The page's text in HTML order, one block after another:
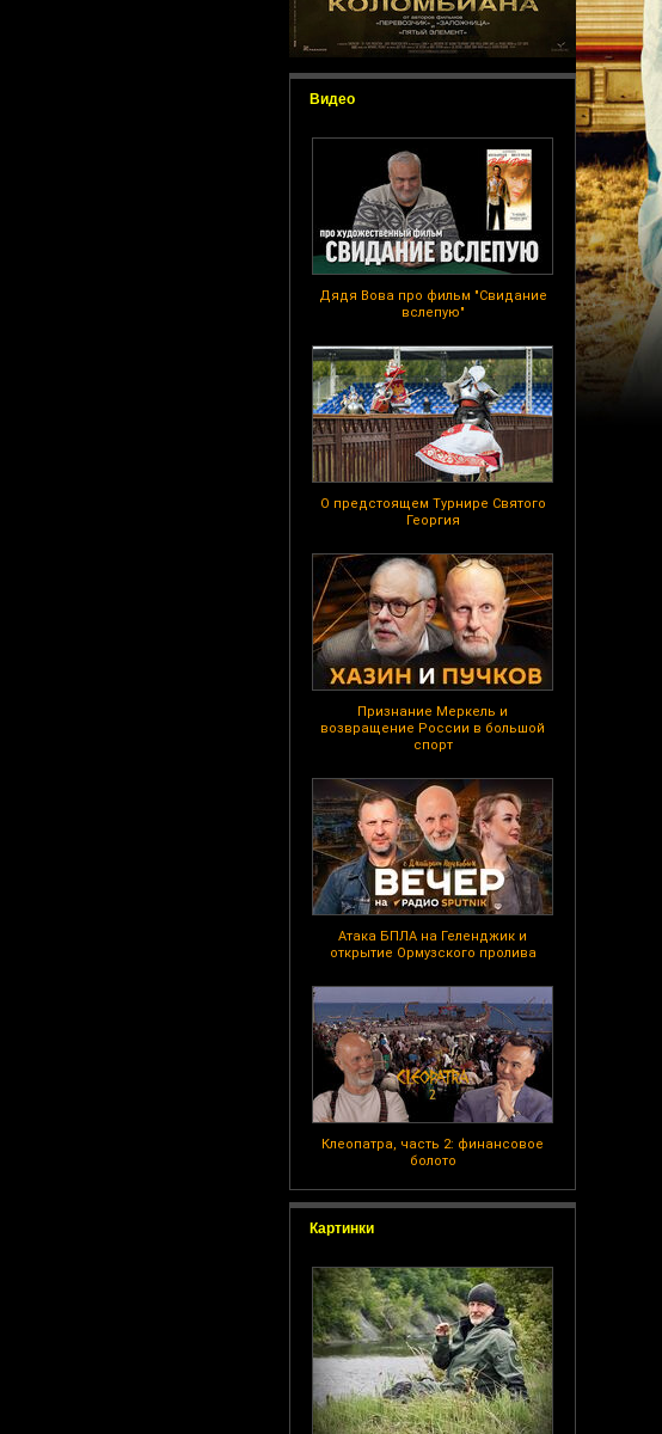
Видео
Дядя Вова про фильм "Свидание
вслепую"
О предстоящем Турнире Святого
Георгия
Признание Меркель и
возвращение России в большой
спорт
Атака БПЛА на Геленджик и
открытие Ормузского пролива
Клеопатра, часть 2: финансовое
болото
Картинки